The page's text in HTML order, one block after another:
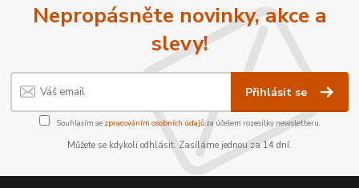
Nepropásněte novinky, akce a
slevy!
Přihlásit se
Souhlasím se zpracováním osobních údajůza účelem rozesílky newsletteru.
Můžete se kdykoli odhlásit. Zasíláme jednou za 14 dní.